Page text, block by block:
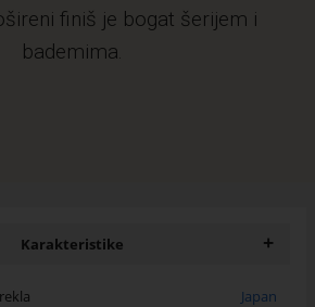
finiš je bogat šerijem i
bademima.
Karakteristike +
Japan